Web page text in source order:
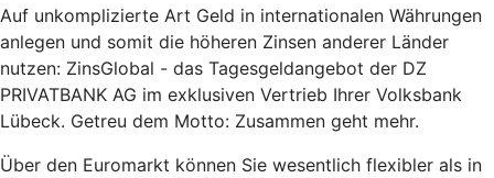
Auf unkomplizierte Art Geld in internationalen Währungen
anlegen und somit die höheren Zinsen anderer Länder
nutzen: ZinsGlobal - das Tagesgeldangebot der DZ
PRIVATBANK AG im exklusiven Vertrieb Ihrer Volksbank
Lübeck. Getreu dem Motto: Zusammen geht mehr.
Über den Euromarkt können Sie wesentlich flexibler als in